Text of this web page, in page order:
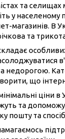
та
у
В
та
що
та
пошту та